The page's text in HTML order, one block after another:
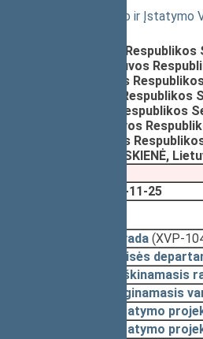
66 straipsnio pakeitimo ir
SAVICKAS, Lietuvos
URMANAVIČIUS, Lietuvos
KUKURAITIS, Lietuvos
VARNAS, Lietuvos Respublikos
BAŠKIENĖ, Lietuvos Respublikos
SKVERNELIS, Lietuvos
MAŽEIKA, Lietuvos
JAKAVIČIUTĖ-MILIAUSKIENĖ,
2025-11-25
Išvada (XVP-
Teisės
Aiškinamasis
Lyginamasis
Įstatymo
Įstatymo